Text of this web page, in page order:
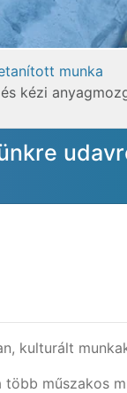
munka
kézi
kulturált
műszakos